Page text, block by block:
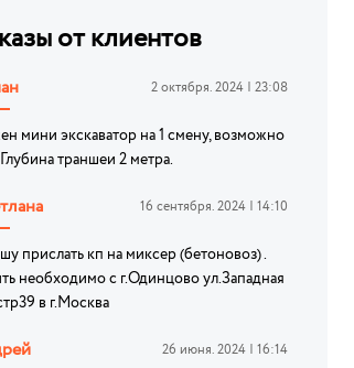
от клиентов
2 октября. 2024 | 23:08
мини экскаватор на 1 смену, возможно
траншеи 2 метра.
16 сентября. 2024 | 14:10
прислать кп на миксер (бетоновоз) .
необходимо с г.Одинцово ул.Западная
в г.Москва
26 июня. 2024 | 16:14